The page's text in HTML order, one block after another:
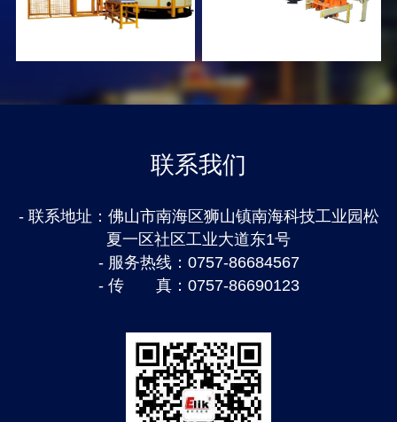
联系我们
- 联系地址： 佛山市南海区狮山镇南海科技工业园松
夏一区社区工业大道东1号
- 服务热线： 0757-86684567
- 传　　真： 0757-86690123